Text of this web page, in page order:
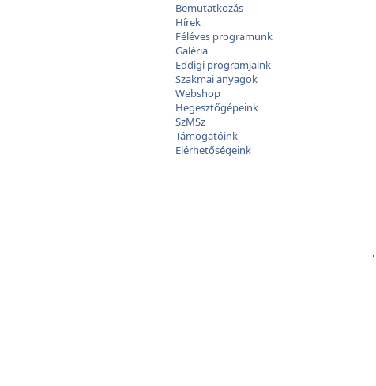
Bemutatkozás
Hírek
Féléves programunk
Galéria
Eddigi programjaink
Szakmai anyagok
Webshop
Hegesztőgépeink
SzMSz
Támogatóink
Elérhetőségeink